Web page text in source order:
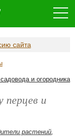
сайта
и огородника
перцев и
растений,